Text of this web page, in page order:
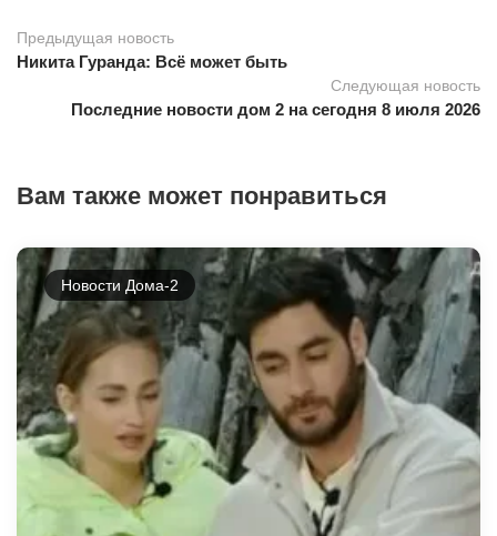
Предыдущая новость
Никита Гуранда: Всё может быть
Следующая новость
Последние новости дом 2 на сегодня 8 июля 2026
Вам также может понравиться
Новости Дома-2